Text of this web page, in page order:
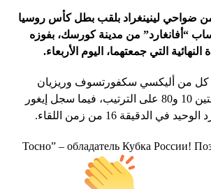
ضواحي لينينغراد بلقب بطل كأس روسيا
“أفانغارد” من مدينة كورسك، بفوزه
من أليكسي سكفورتسوف وريزيان
ميرزوف، في الدقيقتين 10 و80 على الترتيب، فيما سجل إيغور
الدقيقة 16 من زمن اللقاء.
“Тосно” – обладатель Кубка России!